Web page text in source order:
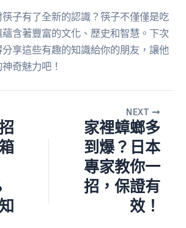
子有了全新的認識？筷子不僅僅是吃
含著豐富的文化、歷史和智慧。下次
享這些有趣的知識給你的朋友，讓他
奇魅力吧！
NEXT
家裡蟑螂多
到爆？日本
專家教你一
招，保證有
效！